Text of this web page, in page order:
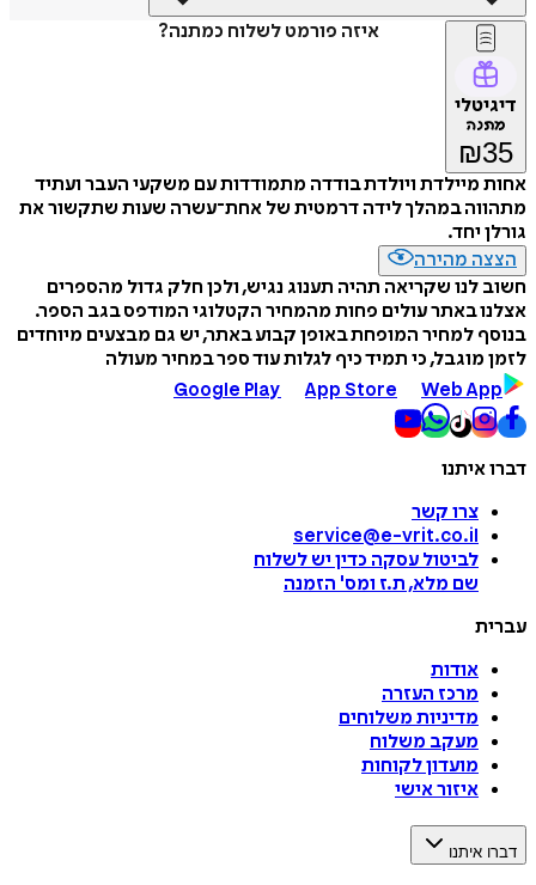
איזה פורמט לשלוח כמתנה?
דיגיטלי
מתנה
₪35
אחות מיילדת ויולדת בודדה מתמודדות עם משקעי העבר ועתיד
מתהווה במהלך לידה דרמטית של אחת־עשרה שעות שתקשור את
גורלן יחד.
הצצה מהירה
חשוב לנו שקריאה תהיה תענוג נגיש, ולכן חלק גדול מהספרים
אצלנו באתר עולים פחות מהמחיר הקטלוגי המודפס בגב הספר.
בנוסף למחיר המופחת באופן קבוע באתר, יש גם מבצעים מיוחדים
לזמן מוגבל, כי תמיד כיף לגלות עוד ספר במחיר מעולה
Google Play
App Store Web App
דברו איתנו
צרו קשר
service@e-vrit.co.il
לביטול עסקה כדין יש לשלוח
שם מלא, ת.ז ומס' הזמנה
עברית
אודות
מרכז העזרה
מדיניות משלוחים
מעקב משלוח
מועדון לקוחות
איזור אישי
דברו איתנו